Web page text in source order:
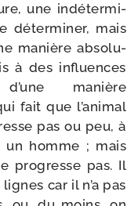
une indé­ter­mi­
déter­mi­ner, mais
manière abso­lu­
à des influences
manière
fait que l’animal
pas ou peu, à
un homme ; mais
pro­gresse pas. Il
car il n’a pas